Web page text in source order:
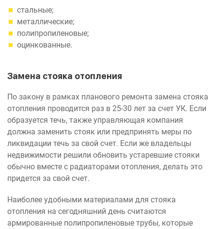
стальные;
металлические;
полипропиленовые;
оцинкованные.
Замена стояка отопления
По закону в рамках планового ремонта замена стояка
отопления проводится раз в 25-30 лет за счет УК. Если
образуется течь, также управляющая компания
должна заменить стояк или предпринять меры по
ликвидации течь за свой счет. Если же владельцы
недвижимости решили обновить устаревшие стояки
обычно вместе с радиаторами отопления, делать это
придется за свой счет.
Наиболее удобными материалами для стояка
отопления на сегодняшний день считаются
армированные полипропиленовые трубы, которые